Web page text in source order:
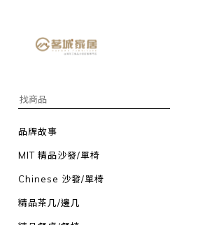
品牌故事
MIT 精品沙發/單椅
Chinese 沙發/單椅
精品茶几/邊几